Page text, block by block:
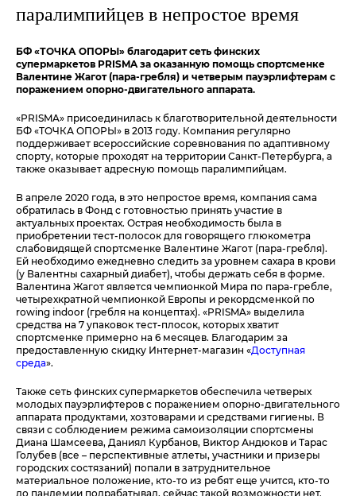
паралимпийцев в непростое время
БФ «ТОЧКА ОПОРЫ» благодарит сеть финских
супермаркетов PRISMA за оказанную помощь спортсменке
Валентине Жагот (пара-гребля) и четверым пауэрлифтерам с
поражением опорно-двигательного аппарата.
«PRISMA» присоединилась к благотворительной деятельности
БФ «ТОЧКА ОПОРЫ» в 2013 году. Компания регулярно
поддерживает всероссийские соревнования по адаптивному
спорту, которые проходят на территории Санкт-Петербурга, а
также оказывает адресную помощь паралимпийцам.
В апреле 2020 года, в это непростое время, компания сама
обратилась в Фонд с готовностью принять участие в
актуальных проектах. Острая необходимость была в
приобретении тест-полосок для говорящего глюкометра
слабовидящей спортсменке Валентине Жагот (пара-гребля).
Ей необходимо ежедневно следить за уровнем сахара в крови
(у Валентны сахарный диабет), чтобы держать себя в форме.
Валентина Жагот является чемпионкой Мира по пара-гребле,
четырехкратной чемпионкой Европы и рекордсменкой по
rowing indoor (гребля на концептах). «PRISMA» выделила
средства на 7 упаковок тест-плосок, которых хватит
спортсменке примерно на 6 месяцев. Благодарим за
предоставленную скидку Интернет-магазин «Доступная
среда».
Также сеть финских супермаркетов обеспечила четверых
молодых пауэрлифтеров с поражением опорно-двигательного
аппарата продуктами, хозтоварами и средствами гигиены. В
связи с соблюдением режима самоизоляции спортсмены
Диана Шамсеева, Даниял Курбанов, Виктор Андюков и Тарас
Голубев (все – перспективные атлеты, участники и призеры
городских состязаний) попали в затруднительное
материальное положение, кто-то из ребят еще учится, кто-то
до пандемии подрабатывал, сейчас такой возможности нет.